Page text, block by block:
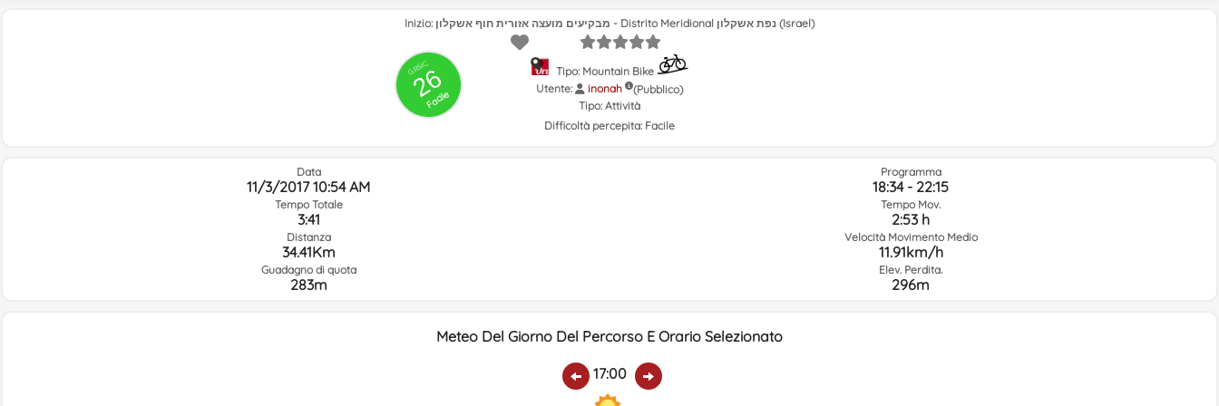
GRSIC
26
Facile
Inizio: מבקיעים מועצה אזורית חוף אשקלון - Distrito Meridional נפת אשקלון (Israel)
Tipo: Mountain Bike
Utente:
inonah
(Pubblico)
Tipo: Attività
Difficoltà percepita: Facile
Data
11/3/2017 10:54 AM
Tempo Totale
3:41
Distanza
34.41Km
Guadagno di quota
283m
Programma
18:34 - 22:15
Tempo Mov.
2:53 h
Velocità Movimento Medio
11.91km/h
Elev. Perdita.
296m
Meteo Del Giorno Del Percorso E Orario Selezionato
17:00